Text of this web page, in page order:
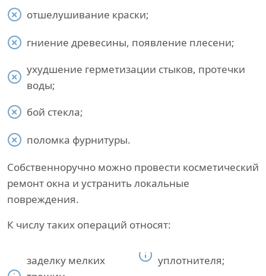
отшелушивание краски;
гниение древесины, появление плесени;
ухудшение герметизации стыков, протечки
воды;
бой стекла;
поломка фурнитуры.
Собственноручно можно провести косметический
ремонт окна и устранить локальные
повреждения.
К числу таких операций относят:
заделку мелких
уплотнителя;